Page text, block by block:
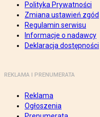
Polityka Prywatności
Zmiana ustawień zgód
Regulamin serwisu
Informacje o nadawcy
Deklaracja dostępności
REKLAMA I PRENUMERATA
Reklama
Ogłoszenia